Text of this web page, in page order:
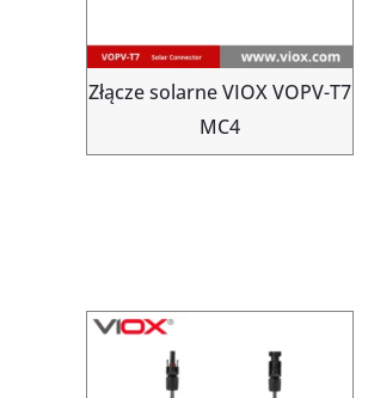
Złącze solarne VIOX VOPV-T7
MC4